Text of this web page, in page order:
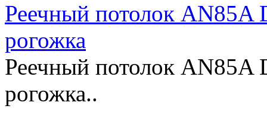
Реечный потолок AN85A
рогожка
Реечный потолок AN85A
рогожка..